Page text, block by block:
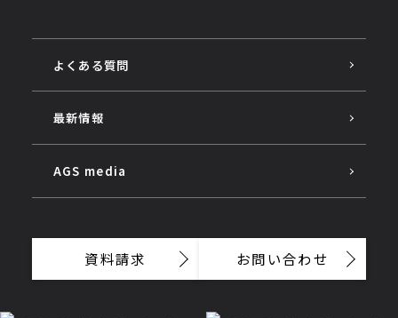
よくある質問
最新情報
AGS media
資料請求 お問い合わせ